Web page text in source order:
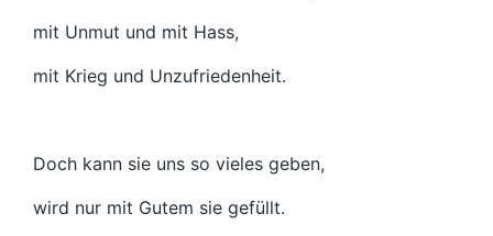
mit Unmut und mit Hass,
mit Krieg und Unzufriedenheit.
Doch kann sie uns so vieles geben,
wird nur mit Gutem sie gefüllt.